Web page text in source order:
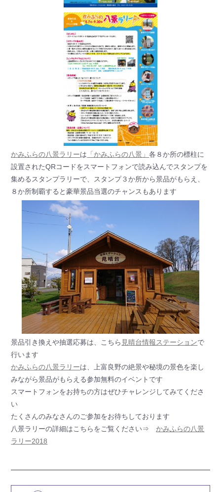
かみふらの八景ラリーは 「かみふらの八景」各８か所の標柱に
設置されたQRコードをスマートフォンで読み込んでスタンプを
集めるスタンプラリーで、スタンプ３か所から景品がもらえ、
８か所制覇すると豪華景品当選のチャンスもあります
景品引き換えや抽選応募は、こちら 見晴台情報ステーションで
行います
かみふらの八景ラリーは、上富良野の絶景や秘境の景色を楽し
みながら景品がもらえる参加無料のイベントです
スマートフォンをお持ちの方はぜひチャレンジしてみてくださ
い
たくさんのみなさんのご参加をお待ちしております
八景ラリーの詳細はこちらをご覧ください⇒かみふらの八景
ラリー2018